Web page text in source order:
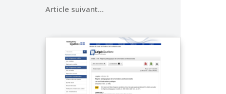
Article suivant…